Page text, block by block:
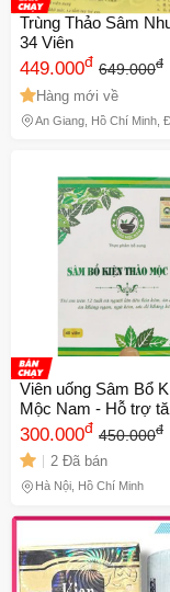
Trùng Thảo Sâm
34 Viên
449.000đ 649.000đ
Hàng mới về
An Giang, Hồ Chí Minh,
Viên uống Sâm Bổ
Mộc Nam - Hỗ trợ
tự nhiên, cải thiện
300.000đ 450.000đ
2 Đã bán
Hà Nội, Hồ Chí Minh
Mã
Giảm
Số lần áp dụng:1
Áp dụng cho đơn
Chỉ áp dụng cho
Ngày hết hạn: